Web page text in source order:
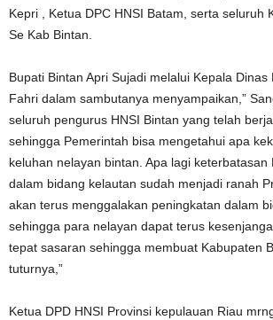
Kepri , Ketua DPC HNSI Batam, serta seluruh
Se Kab Bintan.
Bupati Bintan Apri Sujadi melalui Kepala Dinas
Fahri dalam sambutanya menyampaikan,”
seluruh pengurus HNSI Bintan yang telah
sehingga Pemerintah bisa mengetahui apa
keluhan nelayan bintan. Apa lagi keterbatasan
dalam bidang kelautan sudah menjadi ranah
akan terus menggalakan peningkatan dalam
sehingga para nelayan dapat terus
tepat sasaran sehingga membuat Kabupaten
tuturnya,”
Ketua DPD HNSI Provinsi kepulauan Riau